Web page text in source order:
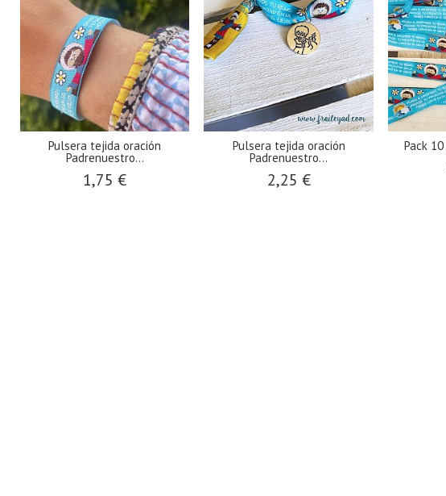
Pulsera tejida oración
Padrenuestro...
1,75 €
Pulsera tejida oración
Padrenuestro...
2,25 €
Pack